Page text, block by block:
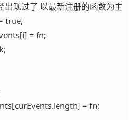
//已经出现过了,以最新注册的函数为主
= true;
= fn;
= fn;